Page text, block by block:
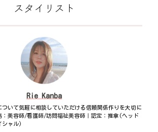
スタイリスト
Rie Kanba
ついて気軽に相談していただける信頼関係作りを大切に
：美容師/看護師/訪問福祉美容師｜認定：推拿(ヘッド
シャル)